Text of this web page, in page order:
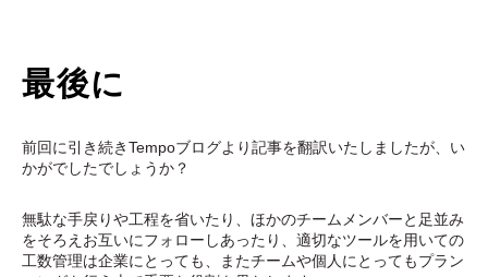
最後に
前回に引き続きTempoブログより記事を翻訳いたしましたが、い
かがでしたでしょうか？
無駄な手戻りや工程を省いたり、ほかのチームメンバーと足並み
をそろえお互いにフォローしあったり、適切なツールを用いての
工数管理は企業にとっても、またチームや個人にとってもプラン